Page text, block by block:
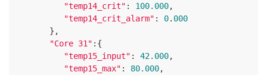
"temp14_crit" : 100.000,
"temp14_crit_alarm" : 0. 000
"Core 31" :{
"temp15_input" : 42.000,
"temp15_max" : 80.000,